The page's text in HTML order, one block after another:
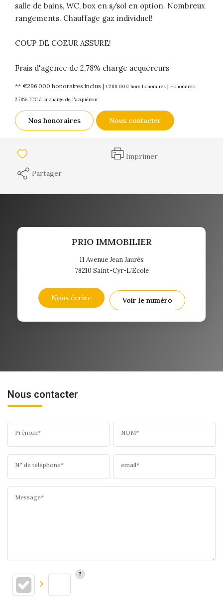
salle de bains, WC, box en s/sol en option. Nombreux
rangements. Chauffage gaz individuel!
COUP DE COEUR ASSURE!
Frais d'agence de 2,78% charge acquéreurs
** €296 000 honoraires inclus | €288 000 hors honoraires | Honoraires :
2.78% TTC à la charge de l'acquéreur
Nos honoraires Nous contacter
Imprimer
Partager
PRIO IMMOBILIER
11 Avenue Jean Jaurès
78210 Saint-Cyr-L'École
Nous écrire Voir le numéro
Nous contacter
Prénom* NOM*
N° de téléphone* email*
Message*